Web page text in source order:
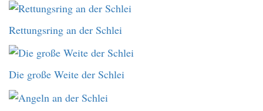
Rettungsring an der Schlei
Die große Weite der Schlei